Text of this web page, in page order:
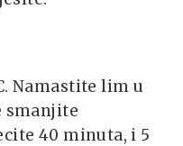
Namastite lim u
smanjite
40 minuta, i 5